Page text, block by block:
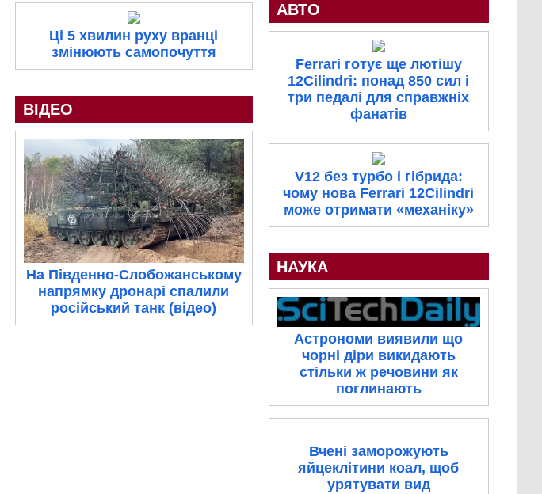
Ці 5 хвилин руху вранці
змінюють самопочуття
ВІДЕО
На Південно-Слобожанському
напрямку дронарі спалили
російський танк (відео)
АВТО
Ferrari готує ще лютішу
12Cilindri: понад 850 сил і
три педалі для справжніх
фанатів
V12 без турбо і гібрида:
чому нова Ferrari 12Cilindri
може отримати «механіку»
НАУКА
Астрономи виявили що
чорні діри викидають
стільки ж речовини як
поглинають
Вчені заморожують
яйцеклітини коал, щоб
урятувати вид